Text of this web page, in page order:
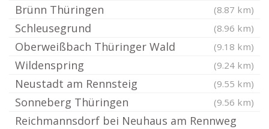
Brünn Thüringen (8.87 km)
Schleusegrund (8.96 km)
Oberweißbach Thüringer Wald (9.18 km)
Wildenspring (9.24 km)
Neustadt am Rennsteig (9.55 km)
Sonneberg Thüringen (9.56 km)
Reichmannsdorf bei Neuhaus am Rennweg